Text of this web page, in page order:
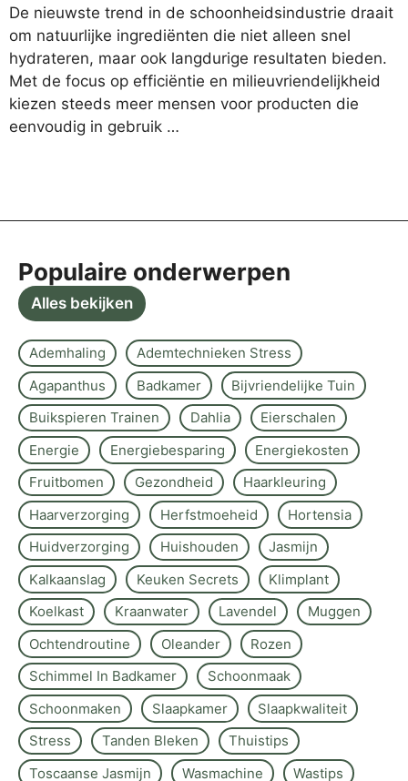
De nieuwste trend in de schoonheidsindustrie draait
om natuurlijke ingrediënten die niet alleen snel
hydrateren, maar ook langdurige resultaten bieden.
Met de focus op efficiëntie en milieuvriendelijkheid
kiezen steeds meer mensen voor producten die
eenvoudig in gebruik …
Populaire onderwerpen
Alles bekijken
Ademhaling
Ademtechnieken Stress
Agapanthus
Badkamer
Bijvriendelijke Tuin
Buikspieren Trainen
Dahlia
Eierschalen
Energie
Energiebesparing
Energiekosten
Fruitbomen
Gezondheid
Haarkleuring
Haarverzorging
Herfstmoeheid
Hortensia
Huidverzorging
Huishouden
Jasmijn
Kalkaanslag
Keuken Secrets
Klimplant
Koelkast
Kraanwater Lavendel
Muggen
Ochtendroutine
Oleander
Rozen
Schimmel In Badkamer
Schoonmaak
Schoonmaken
Slaapkamer
Slaapkwaliteit
Stress
Tanden Bleken
Thuistips
Toscaanse Jasmijn
Wasmachine Wastips